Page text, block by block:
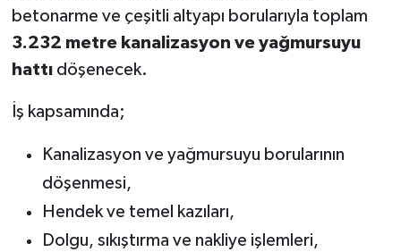
betonarme ve çeşitli altyapı borularıyla toplam
3.232 metre kanalizasyon ve yağmursuyu
hattıdöşenecek.
İş kapsamında;
Kanalizasyon ve yağmursuyu borularının
döşenmesi,
Hendek ve temel kazıları,
Dolgu, sıkıştırma ve nakliye işlemleri,